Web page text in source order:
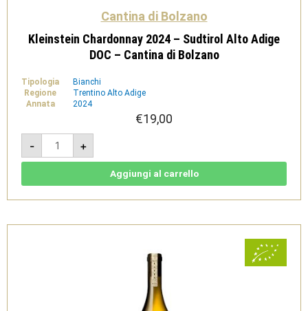
Cantina di Bolzano
Kleinstein Chardonnay 2024 – Sudtirol Alto Adige
DOC – Cantina di Bolzano
Tipologia
Bianchi
Regione
Trentino Alto Adige
Annata
2024
€19,00
-
Kleinstein
Chardonnay
2024
-
DOC
di
+
Aggiungi al carrello